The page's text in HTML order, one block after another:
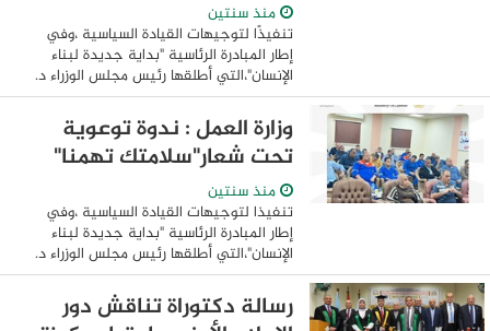
منذ سنتين
تنفيذًا لتوجيهات القيادة السياسية ،وفي
إطار المبادرة الرئاسية "بداية جديدة لبناء
الإنسان"،التي أطلقها رئيس مجلس الوزراء د.
مصطفى مدبولي ، لتحسين جودة الحياة
لجميع المواطنين في مختلف أنحاء
الجمهورية ...
وزارة العمل : ندوة توعوية
تحت شعار"سلامتك تهمنا"
منذ سنتين
تنفيذا لتوجيهات القيادة السياسية ،وفي
إطار المبادرة الرئاسية "بداية جديدة لبناء
الإنسان"،التي أطلقها رئيس مجلس الوزراء د.
مصطفى مدبولي ، لتحسين جودة الحياة
لجميع المواطنين في مختلف أنحاء
الجمهورية ، ...
رسالة دكتوراة تناقش دور